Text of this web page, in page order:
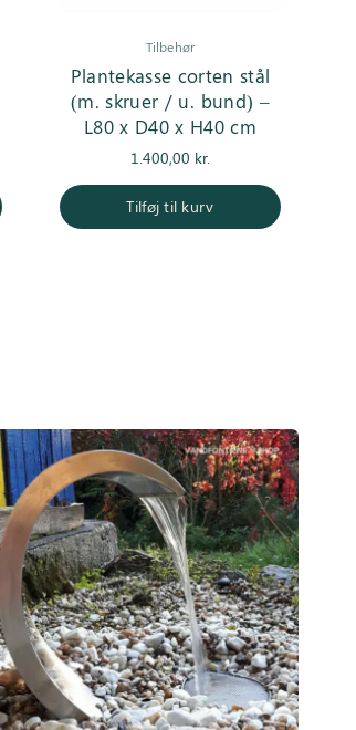
Tilbehør
Plantekasse corten stål
(m. skruer / u. bund) –
L80 x D40 x H40 cm
1.400,00 kr.
Tilføj til kurv